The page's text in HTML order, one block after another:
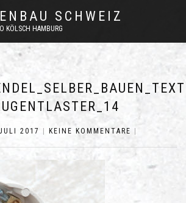
SCHWEIZ
KÖLSCH HAMBURG
2017 KEINE KOMMENTARE